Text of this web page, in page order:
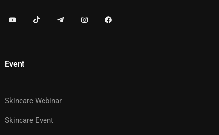
Event
Skincare Webinar
Skincare Event